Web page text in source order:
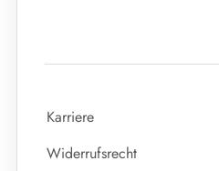
Karriere
Widerrufsrecht